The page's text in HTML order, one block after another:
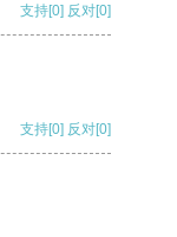
支持[0] 反对[0]
支持[0] 反对[0]